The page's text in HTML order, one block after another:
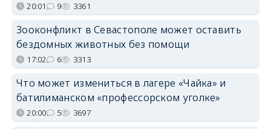
20:01 9 3361
Зооконфликт в Севастополе может оставить
бездомных животных без помощи
17:02 6 3313
Что может измениться в лагере «Чайка» и
батилиманском «профессорском уголке»
20:00 5 3697